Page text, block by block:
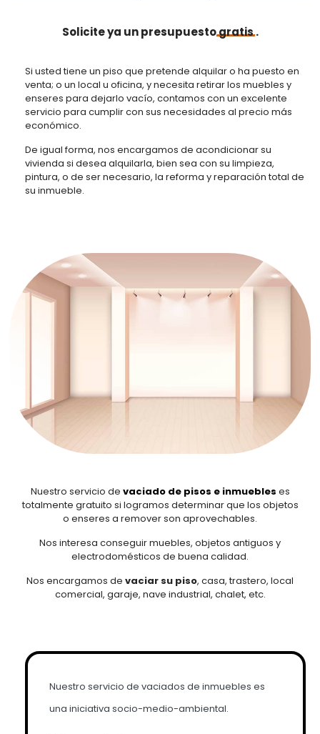
Solicite ya un presupuestogratis.
Si usted tiene un piso que pretende alquilar o ha puesto en
venta; o un local u oficina, y necesita retirar los muebles y
enseres para dejarlo vacío, contamos con un excelente
servicio para cumplir con sus necesidades al precio más
económico.
De igual forma, nos encargamos de acondicionar su
vivienda si desea alquilarla, bien sea con su limpieza,
pintura, o de ser necesario, la reforma y reparación total de
su inmueble.
Nuestro servicio de vaciado de pisos e inmuebles es
totalmente gratuito si logramos determinar que los objetos
o enseres a remover son aprovechables.
Nos interesa conseguir muebles, objetos antiguos y
electrodomésticos de buena calidad.
Nos encargamos de vaciar su piso, casa, trastero, local
comercial, garaje, nave industrial, chalet, etc.
Nuestro servicio de vaciados de inmuebles es
una iniciativa socio-medio-ambiental.